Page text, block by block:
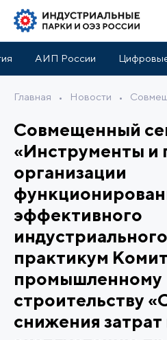
АИП России
Главная • Новости •
Совмещенный
«Инструменты и
организации
эффективного
практикум
промышленному
строительству
снижения затрат